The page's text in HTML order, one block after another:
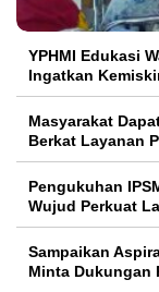
YPHMI Edukasi
Ingatkan
Masyarakat
Berkat Layanan
Pengukuhan
Wujud Perkuat
Sampaikan
Minta Dukungan